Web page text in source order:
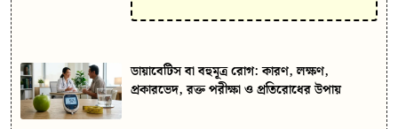
ডায়াবেটিস বা বহুমূত্র রোগ: কারণ, লক্ষণ,
প্রকারভেদ, রক্ত পরীক্ষা ও প্রতিরোধের উপায়